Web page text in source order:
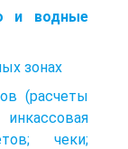
и водные
зонах
(расчеты
чеки;